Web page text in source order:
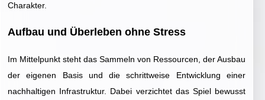
Charakter.
Aufbau und Überleben ohne Stress
Im Mittelpunkt steht das Sammeln von Ressourcen, der Ausbau
der eigenen Basis und die schrittweise Entwicklung einer
nachhaltigen Infrastruktur. Dabei verzichtet das Spiel bewusst